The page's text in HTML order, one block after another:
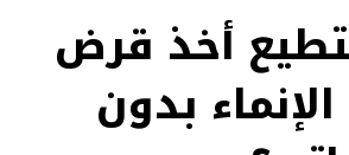
أخذ قرض
بدون